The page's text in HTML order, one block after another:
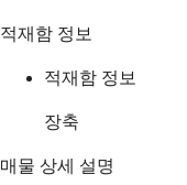
적재함 정보
적재함 정보
장축
매물 상세 설명